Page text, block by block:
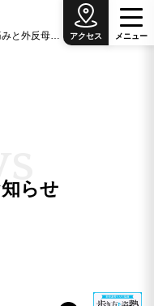
ニュース一覧 | 春日井市 小牧市 犬山市の足の痛みと外反母趾治療の専門院 メニ ュ ー
アクセス
らせ
S